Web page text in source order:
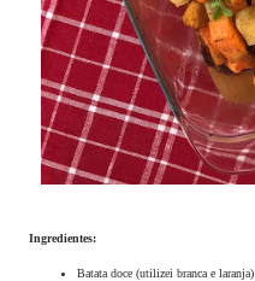
Ingredientes:
Batata doce (utilizei branca e laranja)